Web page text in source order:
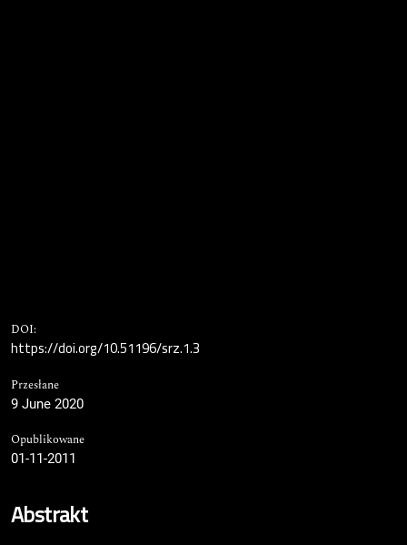
DOI:
https://doi.org/10.51196/srz.1.3
Przesłane
9 June 2020
Opublikowane
01-11-2011
Abstrakt